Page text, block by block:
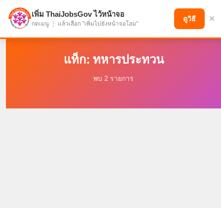
แบ่งปันโอกาส เพื่ออนาคตที่ก้าวหน้า
แท็ก: ทหารประทวน
พบ 2 รายการ
เพิ่ม ThaiJobsGov ไว้หน้าจอ
กดเมนู ⋮ แล้วเลือก "เพิ่มไปยังหน้าจอโฮม"
ดูวิธี ×